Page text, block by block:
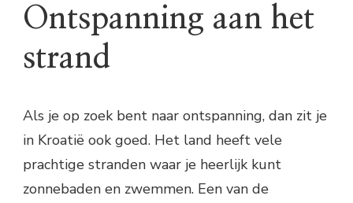
Ontspanning aan het
strand
Als je op zoek bent naar ontspanning, dan zit je
in Kroatië ook goed. Het land heeft vele
prachtige stranden waar je heerlijk kunt
zonnebaden en zwemmen. Een van de